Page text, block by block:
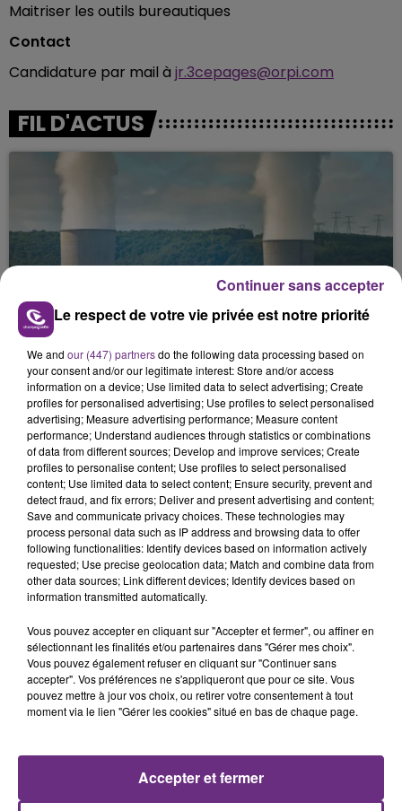
Maitriser les outils bureautiques
Contact
Candidature par mail à jr.3cepages@orpi.com
FIL D'ACTUS
LA CENTRALE NUCLÉAIRE DE CHOOZ
TOUJOURS À L'ARRÊT
Cela fait déjà une semaine que la centrale
nucléaire ardennaise est à l'arrêt. Une situation
justifiée par la sécheresse intense qui est toujours
présente.
LE MAGASIN JOUÉCLUB DE REIMS FERME
SES PORTES
C'était l'une des institutions du centre-ville
rémois. Le magasin JouéClub est contraint de
fermer ses portes.
TITRES DIFFUSÉS
21h53
21h53 21h50
21h50
Le respect de votre vie privée est notre priorité
We and our (447) partnersdo the following data processing based on
your consent and/or our legitimate interest: Store and/or access
information on a device; Use limited data to select advertising; Create
profiles for personalised advertising; Use profiles to select personalised
advertising; Measure advertising performance; Measure content
performance; Understand audiences through statistics or combinations
of data from different sources; Develop and improve services; Create
profiles to personalise content; Use profiles to select personalised
content; Use limited data to select content; Ensure security, prevent and
detect fraud, and fix errors; Deliver and present advertising and content;
Save and communicate privacy choices. These technologies may
process personal data such as IP address and browsing data to offer
following functionalities: Identify devices based on information actively
requested; Use precise geolocation data; Match and combine data from
other data sources; Link different devices; Identify devices based on
information transmitted automatically.
Vous pouvez accepter en cliquant sur "Accepter et fermer", ou affiner en
sélectionnant les finalités et/ou partenaires dans "Gérer mes choix".
Vous pouvez également refuser en cliquant sur "Continuer sans
accepter". Vos préférences ne s'appliqueront que pour ce site. Vous
pouvez mettre à jour vos choix, ou retirer votre consentement à tout
moment via le lien "Gérer les cookies" situé en bas de chaque page.
Accepter et fermer
Continuer sans accepter